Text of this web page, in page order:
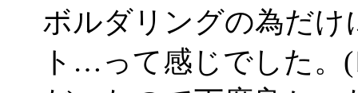
ボルダリングの為だ
ト…って感じでした。